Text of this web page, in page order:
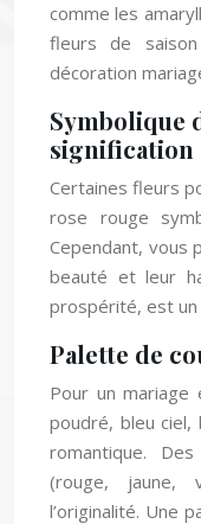
comme les
fleurs de
décoration
Symbolique
signification
Certaines fleurs
rose rouge
Cependant, vous
beauté et leur
prospérité, est un
Palette de
Pour un mariage
poudré, bleu ciel,
romantique.
(rouge, jaune,
l’originalité. Une